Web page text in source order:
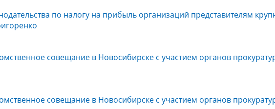
по налогу на прибыль организаций представителям
совещание в Новосибирске с участием органов
совещание в Новосибирске с участием органов